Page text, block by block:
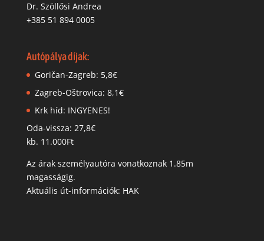
Dr. Szöllősi Andrea
+385 51 894 0005
Autópálya díjak:
Goričan-Zagreb: 5,8€
Zagreb-Oštrovica: 8,1€
Krk híd: INGYENES!
Oda-vissza: 27,8€
kb. 11.000Ft
Az árak személyautóra vonatkoznak 1.85m
magasságig.
Aktuális út-információk: HAK